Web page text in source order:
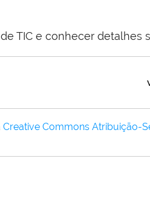
TIC e conhecer detalhes
Creative Commons Atribuição-